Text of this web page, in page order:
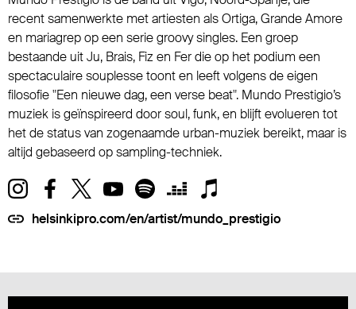
recent samenwerkte met artiesten als Ortiga, Grande Amore
en mariagrep op een serie groovy singles. Een groep
bestaande uit Ju, Brais, Fiz en Fer die op het podium een
spectaculaire souplesse toont en leeft volgens de eigen
filosofie "Een nieuwe dag, een verse beat". Mundo Prestigio’s
muziek is geïnspireerd door soul, funk, en blijft evolueren tot
het de status van zogenaamde urban-muziek bereikt, maar is
altijd gebaseerd op sampling-techniek.
helsinkipro.com/en/artist/mundo_prestigio